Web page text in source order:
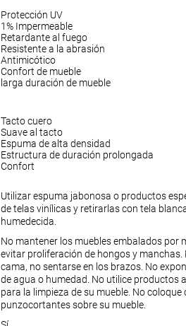
Protección UV
1% Impermeable
Retardante al fuego
Resistente a la abrasión
Antimicótico
Confort de mueble
larga duración de mueble
Tacto cuero
Suave al tacto
Espuma de alta densidad
Estructura de duración prolongada
Confort
Utilizar espuma jabonosa o productos
de telas vinílicas y retirarlas con tela
humedecida.
No mantener los muebles embalados por
evitar proliferación de hongos y manchas.
cama, no sentarse en los brazos. No
de agua o humedad. No utilice productos
para la limpieza de su mueble. No
punzocortantes sobre su mueble.